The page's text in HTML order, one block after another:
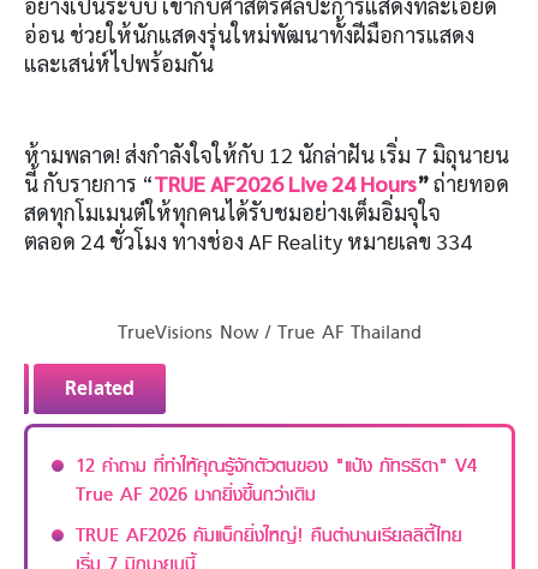
อ่อน ช่วยให้นักแสดงรุ่นใหม่พัฒนาทั้งฝีมือการแสดง
และเสน่ห์ไปพร้อมกัน
ห้ามพลาด! ส่งกำลังใจให้กับ 12 นักล่าฝัน เริ่ม 7 มิถุนายน
นี้ กับรายการ “TRUE AF2026 Live 24 Hours”ถ่ายทอด
สดทุกโมเมนต์ให้ทุกคนได้รับชมอย่างเต็มอิ่มจุใจ
ตลอด 24 ชั่วโมง ทางช่อง AF Reality หมายเลข 334
TrueVisions Now / True AF Thailand
Related
12 คำถาม ที่ทำให้คุณรู้จักตัวตนของ "แป้ง ภัทรธิดา" V4
True AF 2026 มากยิ่งขึ้นกว่าเดิม
TRUE AF2026 คัมแบ็กยิ่งใหญ่! คืนตำนานเรียลลิตี้ไทย